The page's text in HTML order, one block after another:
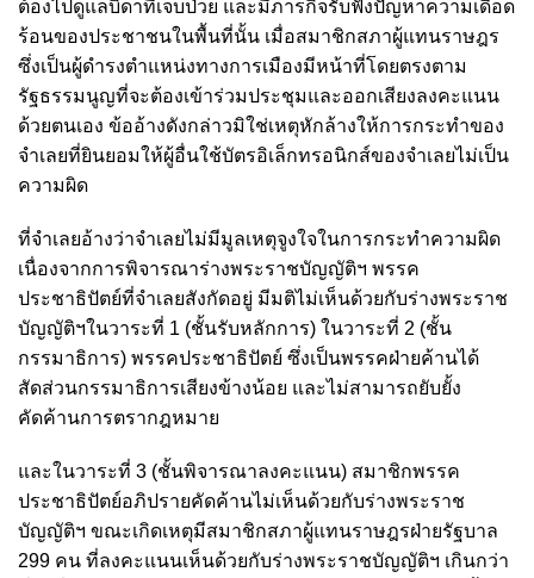
ต้องไปดูแลบิดาที่เจ็บป่วย และมีภารกิจรับฟังปัญหาความเดือด
ร้อนของประชาชนในพื้นที่นั้น เมื่อสมาชิกสภาผู้แทนราษฎร
ซึ่งเป็นผู้ดำรงตำแหน่งทางการเมืองมีหน้าที่โดยตรงตาม
รัฐธรรมนูญที่จะต้องเข้าร่วมประชุมและออกเสียงลงคะแนน
ด้วยตนเอง ข้ออ้างดังกล่าวมิใช่เหตุหักล้างให้การกระทำของ
จำเลยที่ยินยอมให้ผู้อื่นใช้บัตรอิเล็กทรอนิกส์ของจำเลยไม่เป็น
ความผิด
ที่จำเลยอ้างว่าจำเลยไม่มีมูลเหตุจูงใจในการกระทำความผิด
เนื่องจากการพิจารณาร่างพระราชบัญญัติฯ พรรค
ประชาธิปัตย์ที่จำเลยสังกัดอยู่ มีมติไม่เห็นด้วยกับร่างพระราช
บัญญัติฯในวาระที่ 1 (ชั้นรับหลักการ) ในวาระที่ 2 (ชั้น
กรรมาธิการ) พรรคประชาธิปัตย์ ซึ่งเป็นพรรคฝ่ายค้านได้
สัดส่วนกรรมาธิการเสียงข้างน้อย และไม่สามารถยับยั้ง
คัดค้านการตรากฎหมาย
และในวาระที่ 3 (ชั้นพิจารณาลงคะแนน) สมาชิกพรรค
ประชาธิปัตย์อภิปรายคัดค้านไม่เห็นด้วยกับร่างพระราช
บัญญัติฯ ขณะเกิดเหตุมีสมาชิกสภาผู้แทนราษฎรฝ่ายรัฐบาล
299 คน ที่ลงคะแนนเห็นด้วยกับร่างพระราชบัญญัติฯ เกินกว่า